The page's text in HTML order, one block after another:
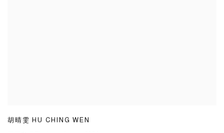
胡晴雯 HU CHING WEN